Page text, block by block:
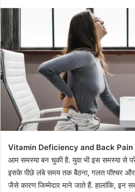
Vitamin Deficiency and Back Pain
आम समस्या बन चुकी है. युवा भी इस समस्या से
इसके पीछे लंबे समय तक बैठना, गलत पॉश्चर और
जैसे कारण जिम्मेदार माने जाते हैं. हालांकि, इन